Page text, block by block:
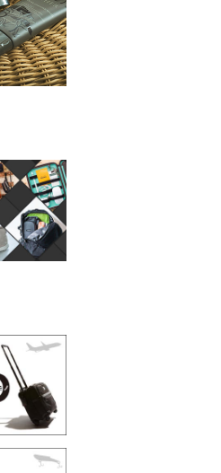
薄着になる季節の夏こそ“映える”
SHOCK「GRAVITYMASTER」は
PR